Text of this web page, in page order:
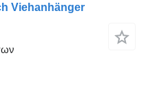
Viehanhänger